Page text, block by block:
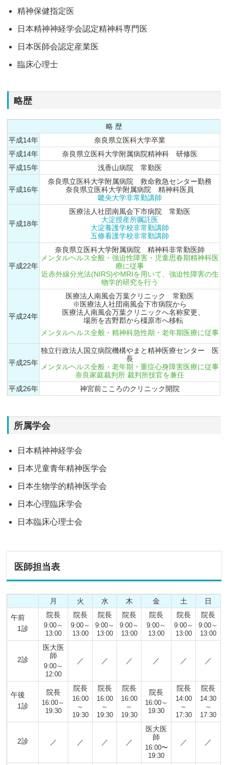
精神保健指定医
日本精神神経学会認定精神科専門医
日本医師会認定産業医
臨床心理士
略歴
略 歴
平成14年
奈良県立医科大学卒業
平成14年
奈良県立医科大学附属病院精神科 研修医
平成15年
浅香山病院 常勤医
平成16年
奈良県立医科大学附属病院 救命救急センター勤務
奈良県立医科大学附属病院 精神科医員
畿央大学非常勤講師
平成18年
医療法人社団南風会下市病院 常勤医
大淀授産所嘱託医
大淀養護学校非常勤講師
五條看護学校非常勤講師
平成22年
奈良県立医科大学附属病院 精神科非常勤医師
メンタルヘルス全般・強迫性障害・児童思春期精神科医
療に従事
近赤外線分光法(NIRS)やMRIを用いて、強迫性障害の生
物学的研究を行う
平成24年
医療法人南風会万葉クリニック 常勤医
※医療法人社団南風会下市病院から
医療法人南風会万葉クリニックへ名称変更、
場所を吉野郡から橿原市へ移転
メンタルヘルス全般・精神科急性期・老年期医療に従事
平成25年
独立行政法人国立病院機構やまと精神医療センター 医
長
メンタルヘルス全般・老年期・重症心身障害医療に従事
奈良家庭裁判所 裁判所技官を兼任
平成26年
神宮前こころのクリニック開院
所属学会
日本精神神経学会
日本児童青年精神医学会
日本生物学的精神医学会
日本心理臨床学会
日本臨床心理士会
医師担当表
月 火 水 木 金 土
日
午前
1診
院長
9:00～
13:00
院長
9:00～
13:00
院長
9:00～
13:00
院長
9:00～
13:00
院長
9:00～
13:00
院長
9:00～
13:00
院長
9:00～
13:00
2診
医大医
師
9:00～
12:00
／ ／ ／ ／ ／ ／
午後
1診
院長
16:00～
19:30
院長
16:00
～
19:30
院長
16:00
～
19:30
院長
16:00
～
19:30
院長
16:00～
19:30
院長
14:00
～
17:30
院長
14:30
～
17:30
2診 ／ ／ ／ ／
医大医
師
16:00〜
19:30
／ ／